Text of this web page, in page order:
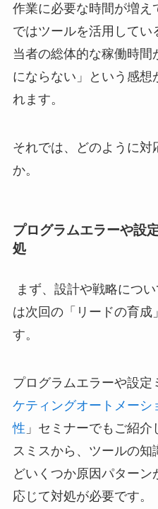
作業に必要な時間が増え
ではツールを活用してい
当者の総体的な稼働時間
にならない」という感想
れます。
それでは、どのように対
か。
プログラムエラーや設
処
まず、設計や戦略につ
は次回の「リードの育成
す。
プログラムエラーや設定
ケティングオートメーシ
性 」セミナーでもご紹
スミスから、ツールの知
どいくつか原因パター
応じて対処が必要です。